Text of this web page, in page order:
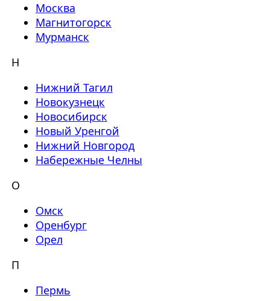
Москва
Магнитогорск
Мурманск
Н
Нижний Тагил
Новокузнецк
Новосибирск
Новый Уренгой
Нижний Новгород
Набережные Челны
О
Омск
Оренбург
Орел
П
Пермь